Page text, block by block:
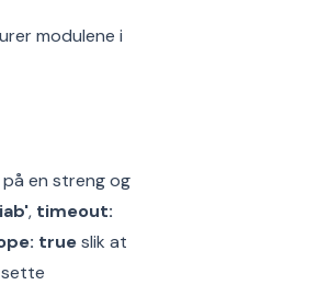
modulene i
på en streng og
, timeout:
trueslik at